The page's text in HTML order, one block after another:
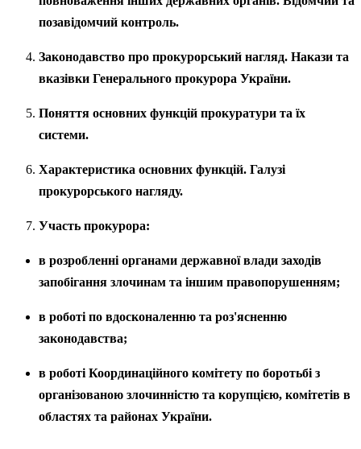
позавідомчий контроль.
Законодавство про прокурорський нагляд. Накази та
вказівки Генерального прокурора України.
Поняття основних функцій прокуратури та їх
системи.
Характеристика основних функцій. Галузі
прокурорського нагляду.
Участь прокурора:
в розробленні органами державної влади заходів
запобігання злочинам та іншим правопорушенням;
в роботі по вдосконаленню та роз'ясненню
законодавства;
в роботі Координаційного комітету по боротьбі з
організованою злочинністю та корупцією, комітетів в
областях та районах України.